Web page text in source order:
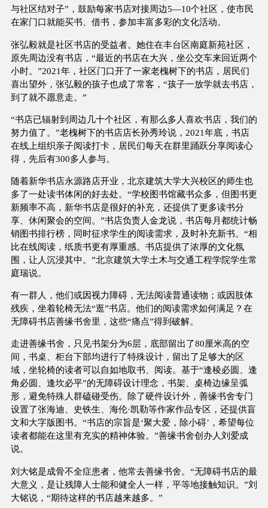
与社区结对子”，鼓励每家书店对接周边5—10个社区，使市民
在家门口就能买书、借书，参加丰富多彩的文化活动。
张弘毅就是社区书店的受益者。她住在丰台区南庭新苑社区，
原先周边没有书店，“最近的书店在大兴，坐公交车来回近两个
小时。”2021年，社区门口开了一家老槐树下的书店，居民们
喜出望外，张弘毅的孩子也成了常客，“孩子一放学就去书店，
到了就不愿意走。”
“书店已辐射到周边几十个社区，有那么多人喜欢书店，我们的
努力值了。”老槐树下的书店店长孙秀玲说，2021年底，书店
在线上组织亲子阅读打卡，居民们每天在群里踊跃分享阅读心
得，先后有300多人参与。
随着新华书店永源路店开业，北京建筑大学大兴校区的师生也
多了一处读书体闲的好去处。“学校图书馆藏书众多，但图书更
新频率不高，新华书店是很好的补充，还提供了更多读书分
享、休闲聚会的空间。”书店负责人金龙说，书店每月都统计畅
销图书排行榜，同时征求学生的阅读需求，及时补充新书。“相
比在线阅读，纸质书更有厚重感。书店提供了浓厚的文化氛
围，让人沉浸其中。”北京建筑大学土木与交通工程学院学生常
庭瑞说。
有一群人，他们或因视力障碍，无法阅读普通读物；或因肢体
残疾，坐着轮椅无法“逛”书店。他们的阅读需求如何满足？在
无障碍书店善缘书舍里，这些“痛点”得到破解。
走进善缘书舍，只见书架分为6层，底部留出了80厘米高的空
间，书桌、柜台下部均进行了特殊设计，留出了足够大的区
域，坐轮椅的读者可以自如地取书、阅读。基于“逢棱必圆、逢
角必圆、逢坎必平”的无障碍设计理念，书架、桌椅边缘呈弧
形，避免特殊人群磕碰受伤。除了硬件设计外，善缘书舍专门
设置了张海迪、史铁生、海伦·凯勒等作家作品专区，还提供盲
文和大字版图书。“书店的宗旨是‘聚大爱，除小碍’，希望每位
读者都能在这里有充实的精神体验。”善缘书舍创办人刘爱成
说。
刘大铭是成骨不全症患者，他常去善缘书舍。“无障碍书店的最
大意义，是让残障人士能和健全人一样，平等地接触知识。”刘
大铭说，“期待这样的书店越来越多。”